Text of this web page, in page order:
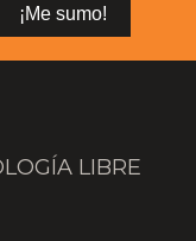
LIBRE